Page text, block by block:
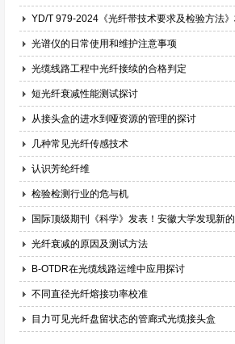
YD/T 979-2024《光纤带技术要求及检验方法
光谱仪的日常使用和维护注意事项
光缆线路工程中光纤接续的合格判定
短光纤衰减性能测试探讨
从接头盒的进水到哑资源的管理的探讨
几种常见光纤传感技术
认识芳纶纤维
检验检测行业的危与机
国际顶级期刊《科学》发表！安徽大学发现新
光纤衰减的原因及测试方法
B-OTDR在光缆线路运维中应用探讨
不同直径光纤熔接功率校准
目力可见光纤盘留状态的管廊式光缆接头盒